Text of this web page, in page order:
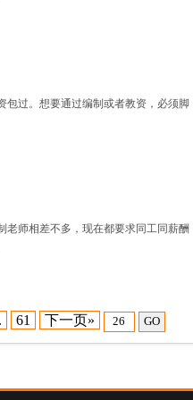
包过。想要通过编制或者教资，必须脚
老师相差不多，现在都要求同工同薪酬
61 下一页» GO